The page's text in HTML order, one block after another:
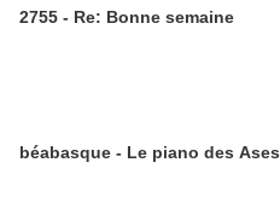
2755 - Re: Bonne semaine
béabasque - Le piano des Ases